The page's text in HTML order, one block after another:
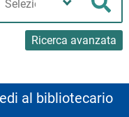
Ricerca avanzata
al bibliotecario